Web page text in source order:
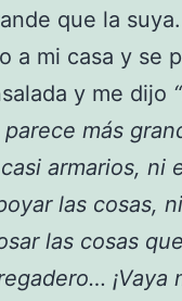
que la
a mi casa y se
y me dijo
más
armarios, ni
las cosas,
las cosas
¡Vaya